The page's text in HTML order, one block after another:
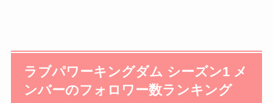
ラブパワーキングダム シーズン1 メ
ンバーのフォロワー数ランキング